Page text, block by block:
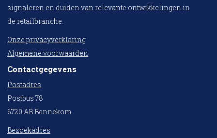
signaleren en duiden van relevante ontwikkelingen in
de retailbranche.
Onze privacyverklaring
Algemene voorwaarden
Contactgegevens
Postadres
Postbus 78
6720 AB Bennekom
Bezoekadres